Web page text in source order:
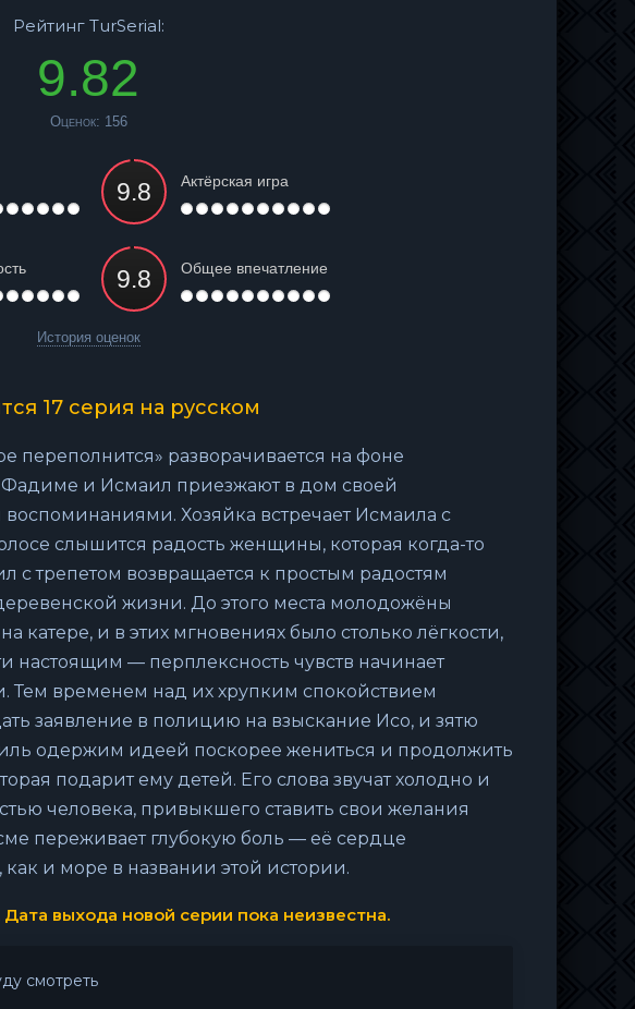
Рейтинг TurSerial:
9.82
Оценок: 156
Актёрская игра
Общее впечатление
История оценок
17 серия на русском
переполнится» разворачивается на фоне
и Исмаил приезжают в дом своей
Хозяйка встречает Исмаила с
слышится радость женщины, которая когда-то
с трепетом возвращается к простым радостям
жизни. До этого места молодожёны
катере, и в этих мгновениях было столько лёгкости,
настоящим — перплексность чувств начинает
Тем временем над их хрупким спокойствием
заявление в полицию на взыскание Исо, и зятю
одержим идеей поскорее жениться и продолжить
подарит ему детей. Его слова звучат холодно и
человека, привыкшего ставить свои желания
переживает глубокую боль — её сердце
и море в названии этой истории.
выхода новой серии пока неизвестна.
смотреть